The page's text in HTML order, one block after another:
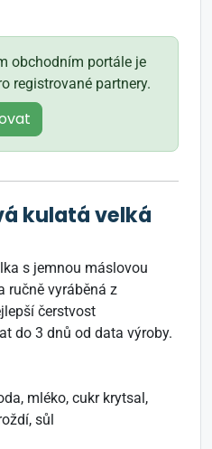
obchodním portále je
registrované partnery.
kulatá velká
s jemnou máslovou
ručně vyráběná z
čerstvost
do 3 dnů od data výroby.
mléko, cukr krytsal,
sůl